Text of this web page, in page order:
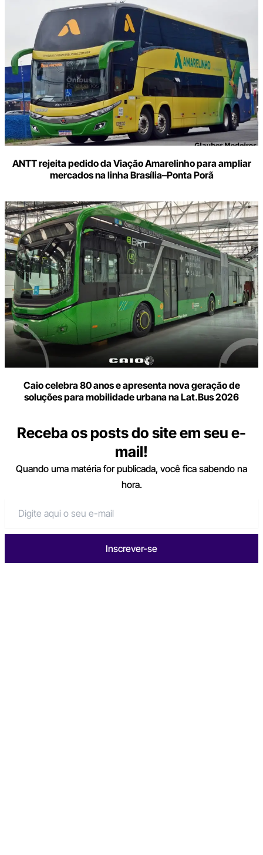
ANTT rejeita pedido da Viação Amarelinho para ampliar
mercados na linha Brasília–Ponta Porã
Caio celebra 80 anos e apresenta nova geração de
soluções para mobilidade urbana na Lat.Bus 2026
Receba os posts do site em seu e-
mail!
Quando uma matéria for publicada, você fica sabendo na
hora.
Inscrever-se